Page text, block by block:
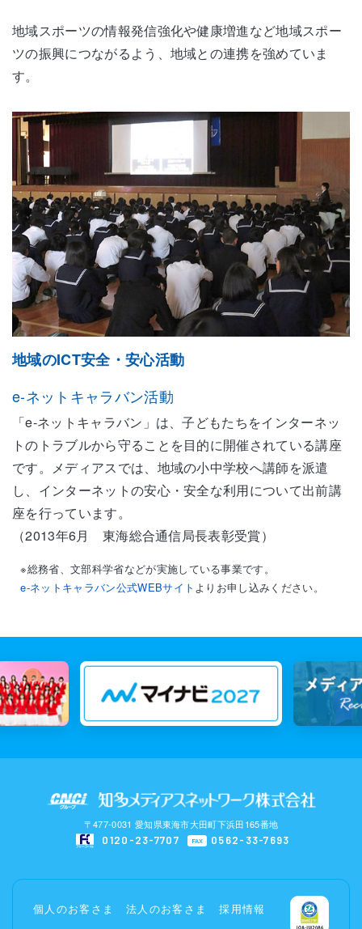
地域スポーツの情報発信強化や健康増進など地域スポー
ツの振興につながるよう、地域との連携を強めていま
す。
地域のICT安全・安心活動
e-ネットキャラバン活動
「e-ネットキャラバン」は、子どもたちをインターネッ
トのトラブルから守ることを目的に開催されている講座
です。メディアスでは、地域の小中学校へ講師を派遣
し、インターネットの安心・安全な利用について出前講
座を行っています。
（2013年6月 東海総合通信局長表彰受賞）
※総務省、文部科学省などが実施している事業です。
e-ネットキャラバン公式WEBサイト よりお申し込みください。
〒477-0031 愛知県東海市大田町下浜田165番地
0120-23-7707
FAX 0562-33-7693
個人のお客さま 法人のお客さま
採用情報